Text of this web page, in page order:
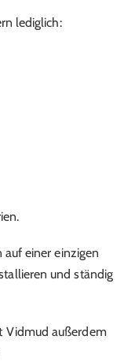
lediglich:
einer einzigen
und ständig
Vidmud außerdem